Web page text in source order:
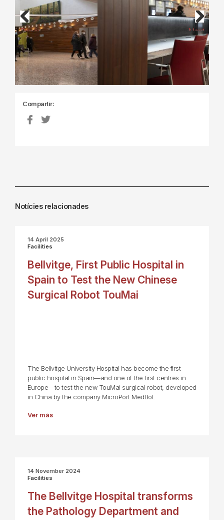
Previous Next
Compartir:
Notícies relacionades
14 April 2025
Facilities
Bellvitge, First Public Hospital in
Spain to Test the New Chinese
Surgical Robot TouMai
The Bellvitge University Hospital has become the first
public hospital in Spain—and one of the first centres in
Europe—to test the new TouMai surgical robot, developed
in China by the company MicroPort MedBot.
Ver más
14 November 2024
Facilities
The Bellvitge Hospital transforms
the Pathology Department and